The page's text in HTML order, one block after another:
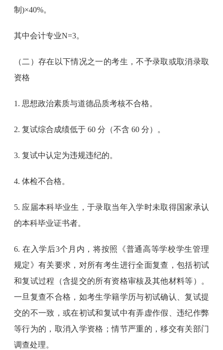
制)×40%。
其中会计专业N=3。
（二）存在以下情况之一的考生，不予录取或取消录取
资格
1. 思想政治素质与道德品质考核不合格。
2. 复试综合成绩低于 60 分（不含 60 分）。
3. 复试中认定为违规违纪的。
4. 体检不合格。
5. 应届本科毕业生，于录取当年入学时未取得国家承认
的本科毕业证书者。
6. 在入学后3个月内，将按照《普通高等学校学生管理
规定》有关要求，对所有考生进行全面复查，包括初试
和复试过程（含提交的所有资格审核及其他材料等）。
一旦复查不合格，如考生学籍学历与初试确认、复试提
交的不一致，或在初试和复试中有弄虚作假、违纪作弊
等行为的，取消入学资格；情节严重的，移交有关部门
调查处理。